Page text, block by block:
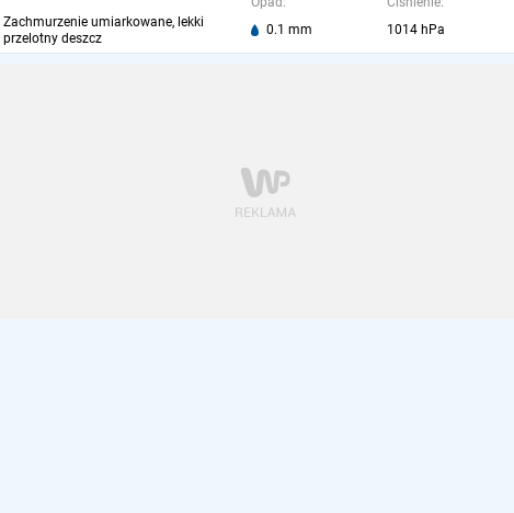
Zachmurzenie umiarkowane, lekki
przelotny deszcz
0.1 mm
1014 hPa